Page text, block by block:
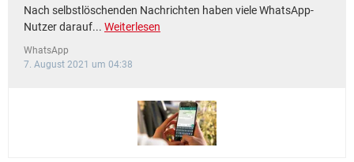
Nach selbstlöschenden Nachrichten haben viele WhatsApp-
Nutzer darauf... Weiterlesen
WhatsApp
7. August 2021 um 04:38